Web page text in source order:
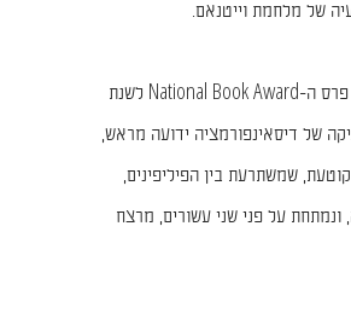
של מלחמת וייטנאם.
"עץ עשן", זוכה פרס ה-National Book Award לשנת
של דיסאינפורמציה ידועה מראש,
שמשתרעת בין הפיליפינים,
ונמתחת על פני שני עשורים, מרצח